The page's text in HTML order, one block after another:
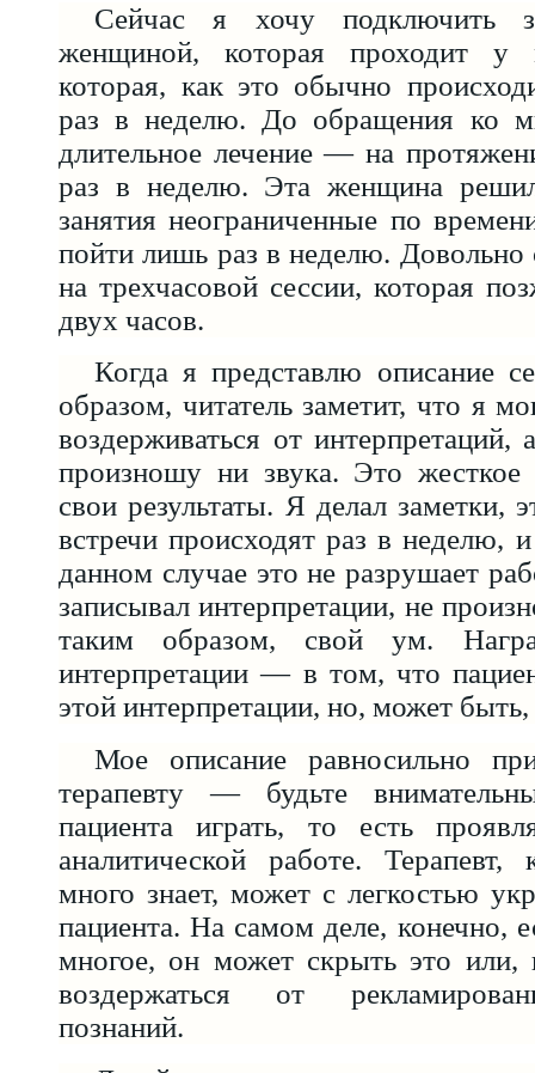
Сейчас я хочу подключить
женщиной, которая проходит
которая, как это обычно
раз в неделю. До обращения ко
длительное лечение — на
раз в неделю. Эта женщина
занятия неограниченные по
пойти лишь раз в неделю.
на трехчасовой сессии, которая
двух часов.
Когда я представлю описание
образом, читатель заметит, что я
воздерживаться от
произношу ни звука. Это жесткое
свои результаты. Я делал заметки,
встречи происходят раз в неделю,
данном случае это не разрушает
записывал интерпретации, не
таким образом, свой ум.
интерпретации — в том, что
этой интерпретации, но, может
Мое описание равносильно
терапевту — будьте
пациента играть, то есть
аналитической работе.
много знает, может с легкостью
пациента. На самом деле, конечно,
многое, он может скрыть это или,
воздержаться от
познаний.